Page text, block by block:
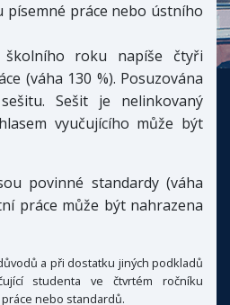
písemné práce nebo ústního
roku napíše čtyři
(váha 130 %). Posuzována
Sešit je nelinkovaný
vyučujícího může být
povinné standardy (váha
práce může být nahrazena
a při dostatku jiných podkladů
studenta ve čtvrtém ročníku
nebo standardů.